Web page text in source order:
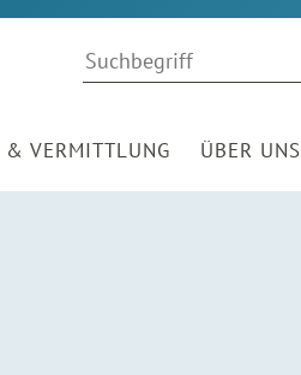
Volltextsuche
Suchwort
& VERMITTLUNG ÜBER UNS